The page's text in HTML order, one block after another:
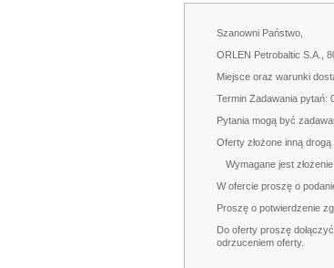
Szanowni Państwo,
ORLEN Petrobaltic S.A.,
Miejsce oraz warunki
Termin Zadawania pytań:
Pytania mogą być
Oferty złożone inną
Wymagane jest
W ofercie proszę o
Proszę o potwierdzenie
Do oferty proszę
odrzuceniem oferty.